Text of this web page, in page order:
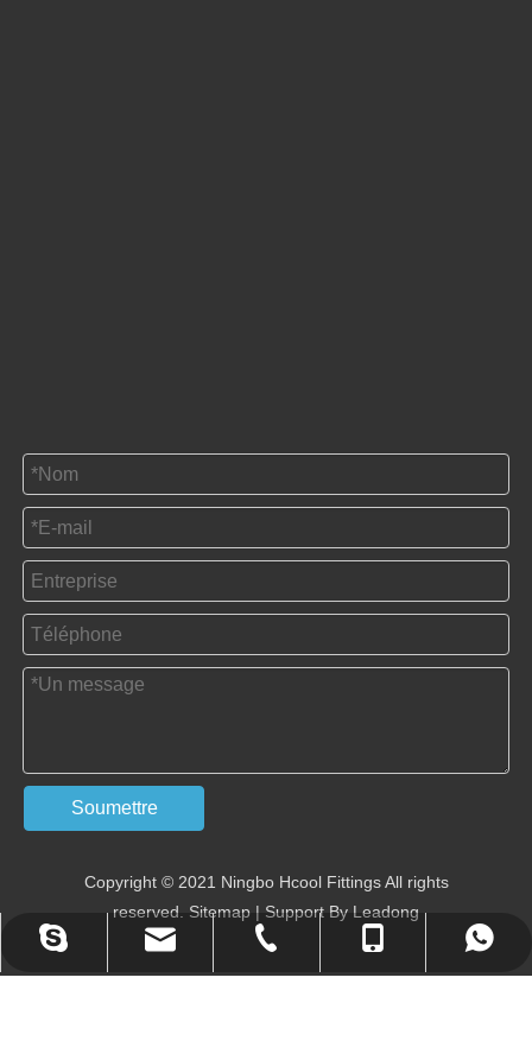
annietan523@hotmail.com
tan@china-hcool.com
+ 86-0574-87356200
+86 - 13586542571
+86 - 13586542571
Soumettre
Copyright © 2021 Ningbo Hcool Fittings All rights
reserved. Sitemap | Support By Leadong